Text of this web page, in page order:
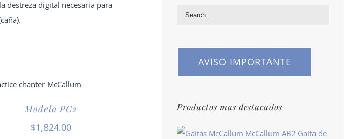
destreza digital necesaria para
Modelo PC2
$1,824.00
AVISO IMPORTANTE
Productos mas destacados
McCallum AB2 Gaita de